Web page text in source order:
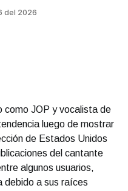
del 2026
como JOP y vocalista de
luego de mostrar
de Estados Unidos
del cantante
algunos usuarios,
debido a sus raíces